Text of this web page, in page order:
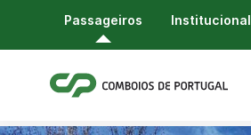
Institucional
Passageiros